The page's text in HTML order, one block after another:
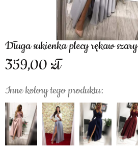
Długa sukienka plecy rękaw szary
359,00
Inne kolory tego produktu: